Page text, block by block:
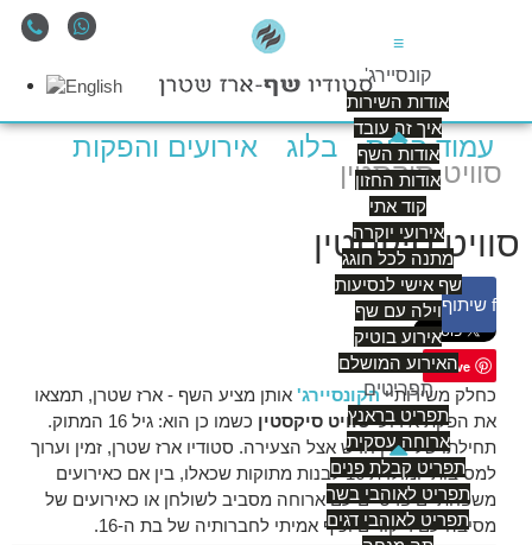
≡
קונסיירג'
אודות השירות
איך זה עובד
אודות השף
אודות החזון
קוד אתי
אירועי יוקרה
מתנה לכל חוגג
שף אישי לנסיעות
וילה עם שף
אירוע בוטיק
האירוע המושלם
תפריטים
תפריט בראנץ
ארוחה עסקית
תפריט קבלת פנים
תפריט לאוהבי בשר
תפריט לאוהבי דגים
עמוד הבית בלוג
אירועים והפקות
סוויט סיקסטין
סוויט סיקסטין
f שיתוף
Save
כחלק משירותייהקונסיירג' אותן מציע השף - ארז שטרן, תמצאו
את הפקת אירועיסוויט סיקסטין
כשמו כן הוא: גיל 16 המתוק.
תחילתו של עידן חדש אצל הצעירה. סטודיו ארז שטרן, זמין וערוך
למסיבות יומולדת 16 לבנות מתוקות שכאלו, בין אם כאירועים
משפחתיים פרטיים עם ארוחה מסביב לשולחן או כאירועים של
מסיבה עם ריקודים וכיף אמיתי לחברותיה של בת ה-16.